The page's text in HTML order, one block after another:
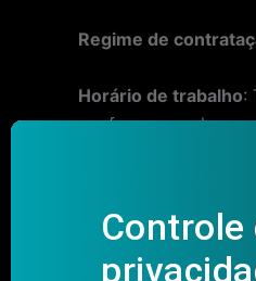
Regime de
Horário de trabalho:
conforme escala.
As pessoas
perguntas. Após